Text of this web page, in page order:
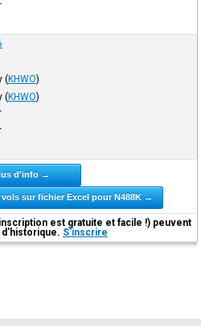
(KHWO)
(KHWO)
d'info →
sur fichier Excel pour N488K →
est gratuite et facile !) peuvent
S'inscrire